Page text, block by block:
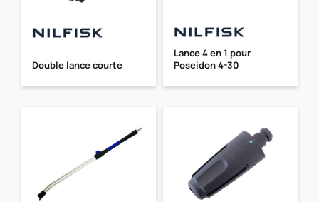
Double lance courte
Lance 4 en 1 pour
Poseidon 4-30